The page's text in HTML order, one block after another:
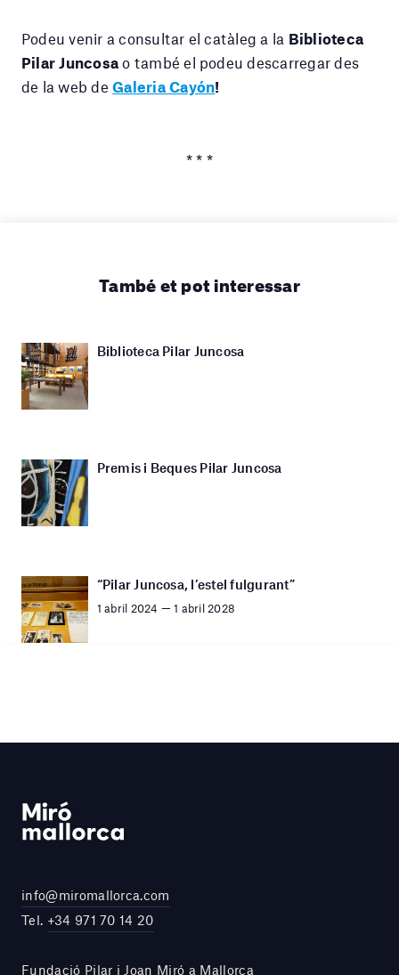
Podeu venir a consultar el catàleg a la Biblioteca
Pilar Juncosa o també el podeu descarregar des
de la web de Galeria Cayón!
* * *
També et pot interessar
Biblioteca Pilar Juncosa
Premis i Beques Pilar Juncosa
“Pilar Juncosa, l’estel fulgurant”
1 abril 2024 — 1 abril 2028
info@miromallorca.com
Tel. +34 971 70 14 20
Fundació Pilar i Joan Miró a Mallorca